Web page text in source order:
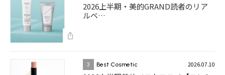
2026上半期・美的GRAND読者のリア
ルベ…
3 Best Cosmetic 2026.07.10